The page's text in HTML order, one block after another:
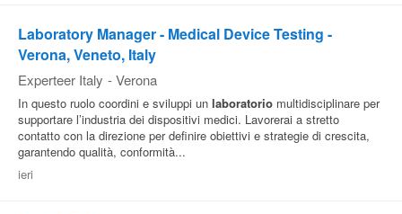
Laboratory Manager - Medical Device Testing -
Verona, Veneto, Italy
Experteer Italy - Verona
In questo ruolo coordini e sviluppi un laboratorio multidisciplinare per
supportare l’industria dei dispositivi medici. Lavorerai a stretto
contatto con la direzione per definire obiettivi e strategie di crescita,
garantendo qualità, conformità...
ieri